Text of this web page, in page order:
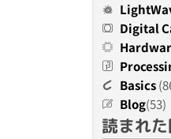
Digital
Basics
Blog(53)
読まれ